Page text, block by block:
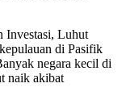
Investasi, Luhut
di Pasifik
negara kecil di
naik akibat